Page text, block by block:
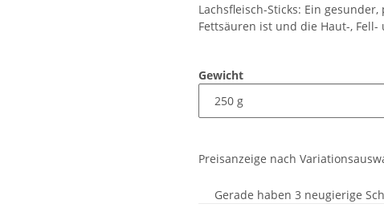
Lachsfleisch-Sticks: Ein
Fettsäuren ist und die Haut-,
Gewicht
Preisanzeige nach
Gerade haben 3 neugierige